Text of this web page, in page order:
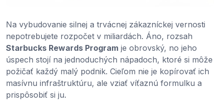
Na vybudovanie silnej a trvácnej zákazníckej vernosti
nepotrebujete rozpočet v miliardách. Áno, rozsah
Starbucks Rewards Program je obrovský, no jeho
úspech stojí na jednoduchých nápadoch, ktoré si môže
požičať každý malý podnik. Cieľom nie je kopírovať ich
masívnu infraštruktúru, ale vziať víťaznú formulku a
prispôsobiť si ju.